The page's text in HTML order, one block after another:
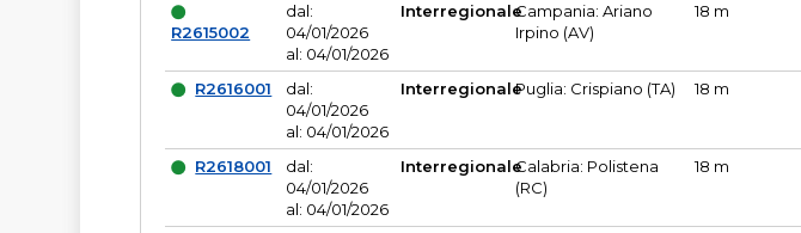
R2615002
dal:
04/01/2026
al: 04/01/2026
InterregionaleCampania: Ariano
Irpino (AV)
18 m
R2616001
dal:
04/01/2026
al: 04/01/2026
InterregionalePuglia: Crispiano (TA) 18 m
R2618001
dal:
04/01/2026
al: 04/01/2026
InterregionaleCalabria: Polistena
(RC)
18 m